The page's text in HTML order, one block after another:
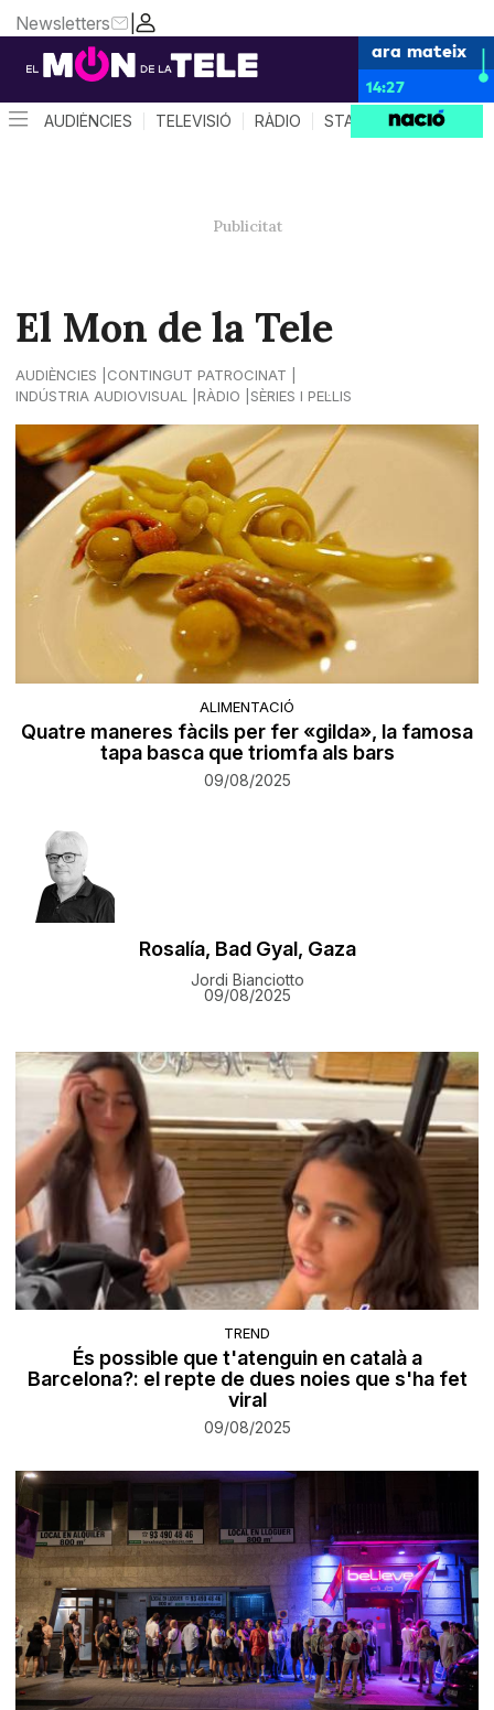
|
Newsletters
ara mateix
14:27
AUDIÈNCIES TELEVISIÓ RÀDIO STAR SYSTEM
El Mon de la Tele
AUDIÈNCIES
CONTINGUT PATROCINAT
INDÚSTRIA AUDIOVISUAL
RÀDIO SÈRIES I PEL·LIS
ALIMENTACIÓ
Quatre maneres fàcils per fer «gilda», la famosa
tapa basca que triomfa als bars
09/08/2025
Rosalía, Bad Gyal, Gaza
Jordi Bianciotto
09/08/2025
TREND
És possible que t'atenguin en català a
Barcelona?: el repte de dues noies que s'ha fet
viral
09/08/2025